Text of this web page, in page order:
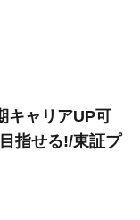
キャリアUP可
指せる!/東証プ